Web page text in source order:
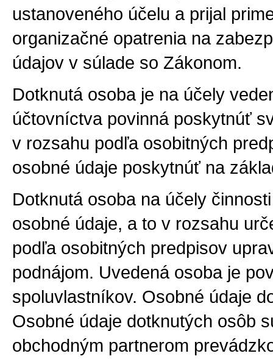
ustanoveného účelu a prijal
organizačné opatrenia na
údajov v súlade so Zákonom.
Dotknutá osoba je na účely
účtovníctva povinná poskytnúť
v rozsahu podľa osobitných
osobné údaje poskytnúť na
Dotknutá osoba na účely
osobné údaje, a to v rozsahu
podľa osobitných predpisov
podnájom. Uvedená osoba je
spoluvlastníkov. Osobné údaje
Osobné údaje dotknutých osôb
obchodným partnerom